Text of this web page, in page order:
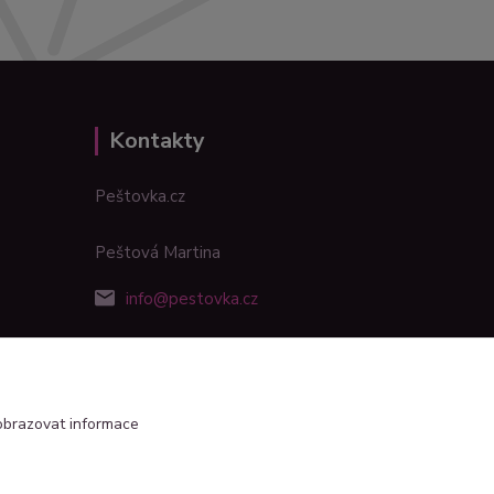
Kontakty
Peštovka.cz
Peštová Martina
info@pestovka.cz
informace